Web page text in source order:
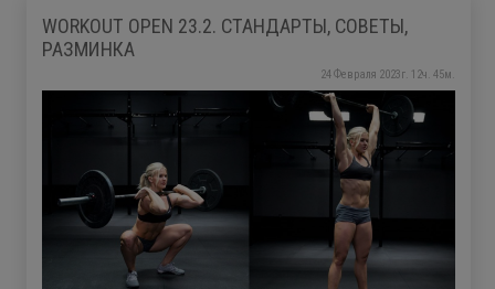
WORKOUT OPEN 23.2. СТАНДАРТЫ, СОВЕТЫ,
РАЗМИНКА
24 Февраля 2023г. 12ч. 45м.